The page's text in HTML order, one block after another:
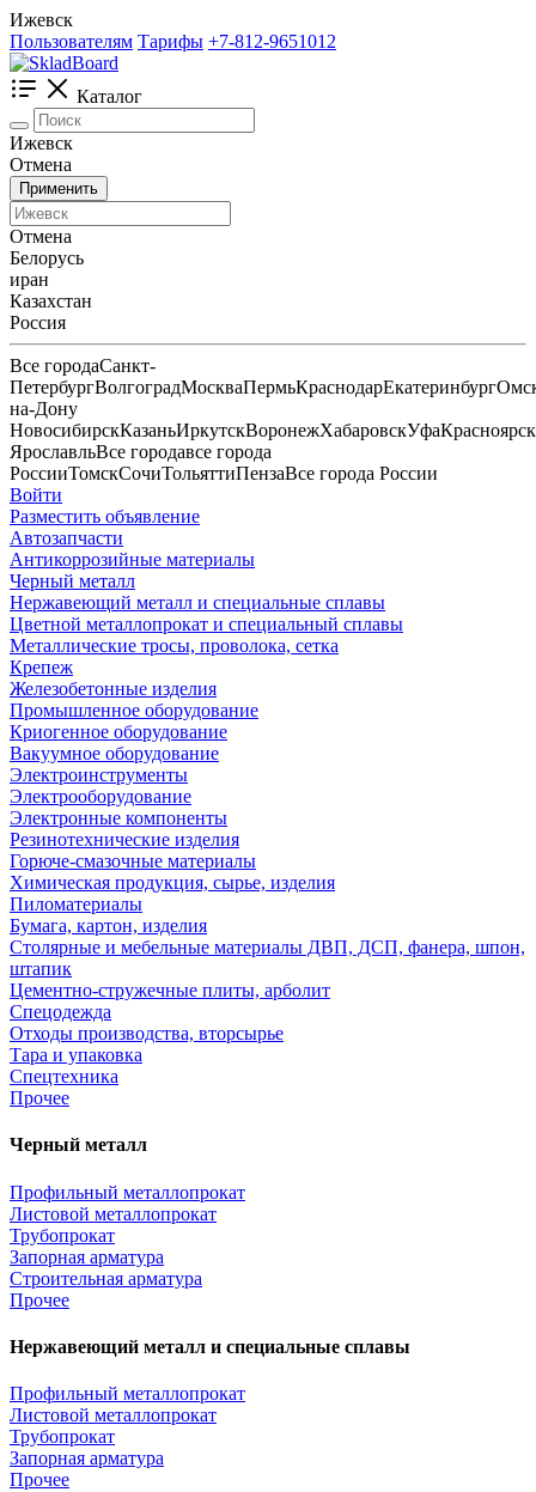
Ижевск
Пользователям Тарифы +7-812-9651012
Каталог
Ижевск
Отмена
Применить
Отмена
Белорусь
иран
Казахстан
Россия
Все городаСанкт-
ПетербургВолгоградМоскваПермьКраснодарЕкатеринбург
на-Дону
НовосибирскКазаньИркутскВоронежХабаровскУфаКрасноярск
ЯрославльВсе городавсе города
РоссииТомскСочиТольяттиПензаВсе города России
Войти
Разместить объявление
Автозапчасти
Антикоррозийные материалы
Черный металл
Нержавеющий металл и специальные сплавы
Цветной металлопрокат и специальный сплавы
Металлические тросы, проволока, сетка
Крепеж
Железобетонные изделия
Промышленное оборудование
Криогенное оборудование
Вакуумное оборудование
Электроинструменты
Электрооборудование
Электронные компоненты
Резинотехнические изделия
Горюче-смазочные материалы
Химическая продукция, сырье, изделия
Пиломатериалы
Бумага, картон, изделия
Столярные и мебельные материалы ДВП, ДСП, фанера, шпон,
штапик
Цементно-стружечные плиты, арболит
Спецодежда
Отходы производства, вторсырье
Тара и упаковка
Спецтехника
Прочее
Черный металл
Профильный металлопрокат
Листовой металлопрокат
Трубопрокат
Запорная арматура
Строительная арматура
Прочее
Нержавеющий металл и специальные сплавы
Профильный металлопрокат
Листовой металлопрокат
Трубопрокат
Запорная арматура
Прочее